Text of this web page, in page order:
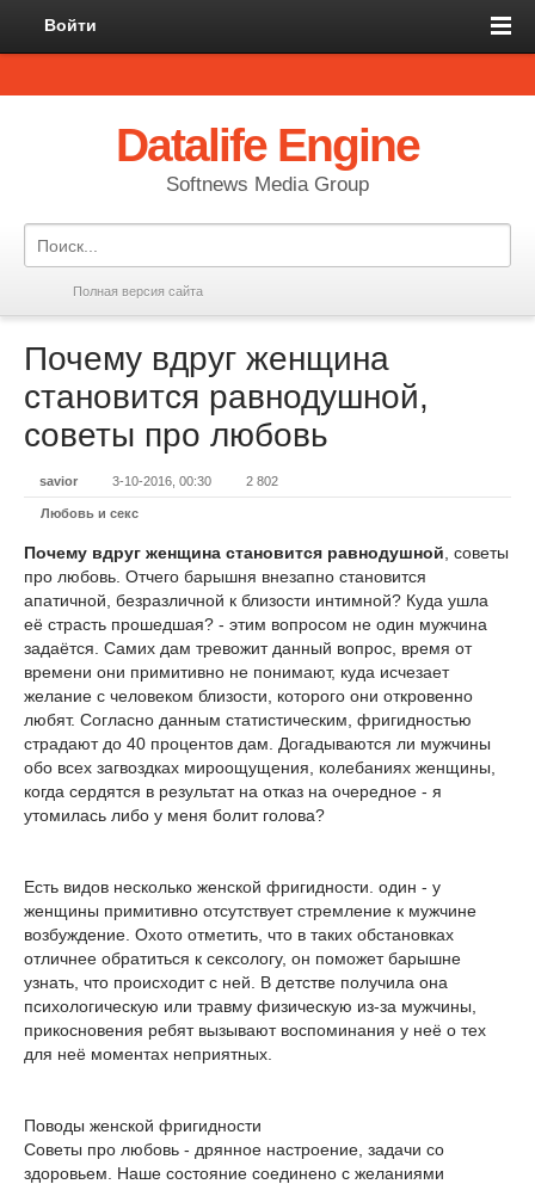
Войти
Datalife Engine
Softnews Media Group
Полная версия сайта
Почему вдруг женщина
становится равнодушной,
советы про любовь
savior 3-10-2016, 00:30 2 802
Любовь и секс
Почему вдруг женщина становится равнодушной , советы
про любовь. Отчего барышня внезапно становится
апатичной, безразличной к близости интимной? Куда ушла
её страсть прошедшая? - этим вопросом не один мужчина
задаётся. Самих дам тревожит данный вопрос, время от
времени они примитивно не понимают, куда исчезает
желание с человеком близости, которого они откровенно
любят. Согласно данным статистическим, фригидностью
страдают до 40 процентов дам. Догадываются ли мужчины
обо всех загвоздках мироощущения, колебаниях женщины,
когда сердятся в результат на отказ на очередное - я
утомилась либо у меня болит голова?
Есть видов несколько женской фригидности. один - у
женщины примитивно отсутствует стремление к мужчине
возбуждение. Охото отметить, что в таких обстановках
отличнее обратиться к сексологу, он поможет барышне
узнать, что происходит с ней. В детстве получила она
психологическую или травму физическую из-за мужчины,
прикосновения ребят вызывают воспоминания у неё о тех
для неё моментах неприятных.
Поводы женской фригидности
Советы про любовь - дрянное настроение, задачи со
здоровьем. Наше состояние соединено с желаниями